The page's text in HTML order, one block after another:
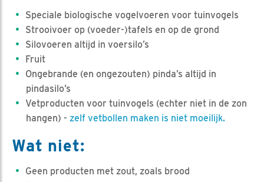
Speciale biologische vogelvoeren voor tuinvogels
Strooivoer op (voeder-)tafels en op de grond
Silovoeren altijd in voersilo’s
Fruit
Ongebrande (en ongezouten) pinda’s altijd in
pindasilo’s
Vetproducten voor tuinvogels (echter niet in de zon
hangen) - zelf vetbollen maken is niet moeilijk.
Wat niet:
Geen producten met zout, zoals brood